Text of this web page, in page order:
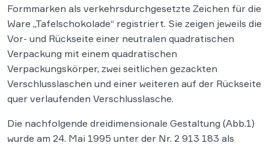
Formmarken als verkehrsdurchgesetzte Zeichen für die
Ware „Tafelschokolade“ registriert. Sie zeigen jeweils die
Vor- und Rückseite einer neutralen quadratischen
Verpackung mit einem quadratischen
Verpackungskörper, zwei seitlichen gezackten
Verschlusslaschen und einer weiteren auf der Rückseite
quer verlaufenden Verschlusslasche.
Die nachfolgende dreidimensionale Gestaltung (Abb.1)
wurde am 24. Mai 1995 unter der Nr. 2 913 183 als